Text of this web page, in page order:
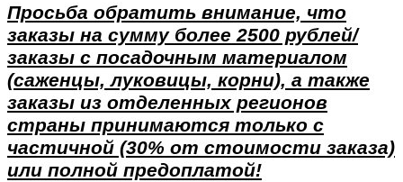
Просьба обратить внимание, что
заказы на сумму более 2500 рублей/
заказы с посадочным материалом
(саженцы, луковицы, корни), а также
заказы из отделенных регионов
страны принимаются только с
частичной (30% от стоимости заказа)
или полной предоплатой!